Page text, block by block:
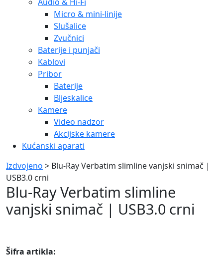
Micro & mini-linije
Slušalice
Zvučnici
Baterije i punjači
Kablovi
Pribor
Baterije
Bljeskalice
Kamere
Video nadzor
Akcijske kamere
Kućanski aparati
Izdvojeno > Blu-Ray Verbatim slimline vanjski snimač |
USB3.0 crni
Blu-Ray Verbatim slimline
vanjski snimač | USB3.0 crni
Šifra artikla: